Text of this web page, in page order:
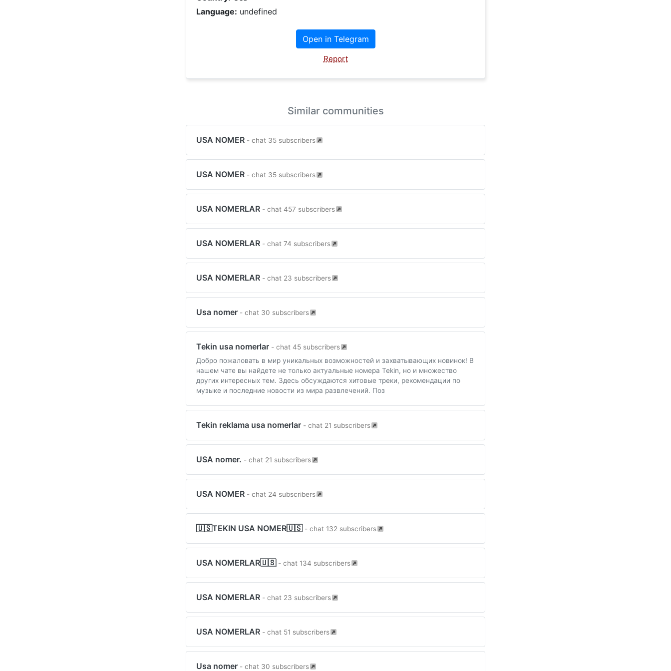
Language: undefined
Open in Telegram
Report
Similar communities
USA NOMER - chat 35 subscribers
USA NOMER - chat 35 subscribers
USA NOMERLAR - chat 457 subscribers
USA NOMERLAR - chat 74 subscribers
USA NOMERLAR - chat 23 subscribers
Usa nomer - chat 30 subscribers
Tekin usa nomerlar - chat 45 subscribers
Добро пожаловать в мир уникальных возможностей и захватывающих новинок! В
нашем чате вы найдете не только актуальные номера Tekin, но и множество
других интересных тем. Здесь обсуждаются хитовые треки, рекомендации по
музыке и последние новости из мира развлечений. Поз
Tekin reklama usa nomerlar - chat 21 subscribers
USA nomer. - chat 21 subscribers
USA NOMER - chat 24 subscribers
🇺🇸TEKIN USA NOMER🇺🇸 - chat 132 subscribers
USA NOMERLAR🇺🇸 - chat 134 subscribers
USA NOMERLAR - chat 23 subscribers
USA NOMERLAR - chat 51 subscribers
Usa nomer - chat 30 subscribers